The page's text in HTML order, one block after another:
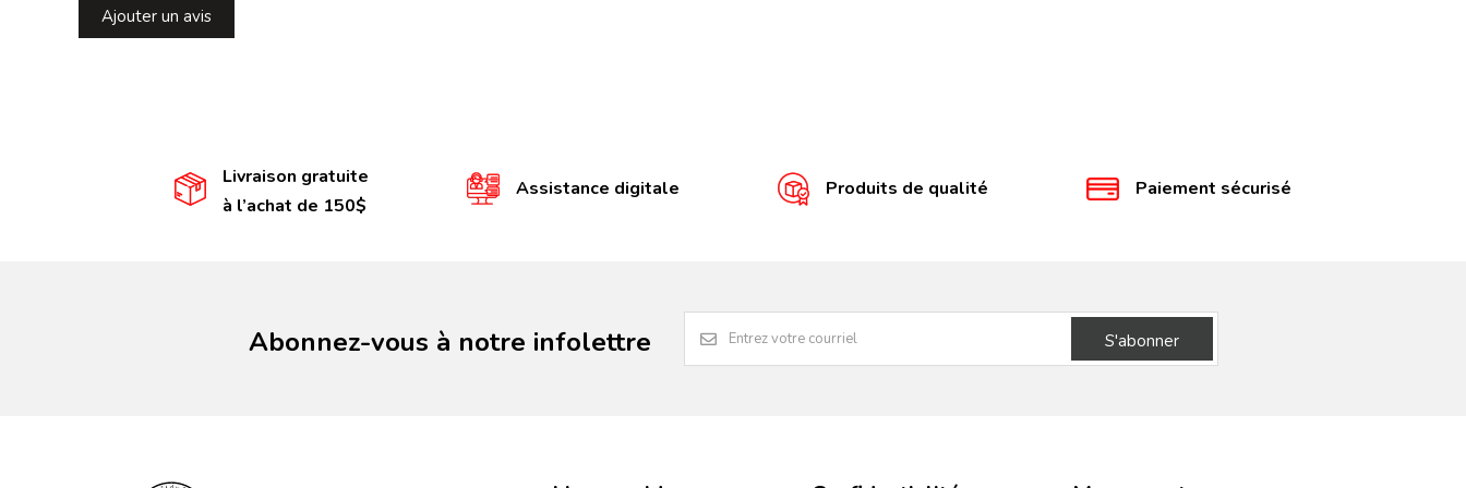
Ajouter un avis
Livraison gratuite
à l’achat de 150$
Assistance digitale Produits de qualité Paiement sécurisé
Abonnez-vous à notre infolettre S'abonner